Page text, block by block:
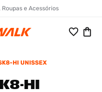
e Acessórios
HI UNISSEX
HI